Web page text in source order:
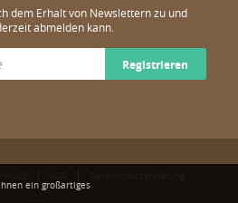
dem Erhalt von Newslettern zu und
abmelden kann.
Registrieren
ein großartiges